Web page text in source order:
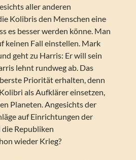
aller anderen
Kolibris den Menschen eine
es besser werden könne. Man
keinen Fall einstellen. Mark
geht zu Harris: Er will sein
lehnt rundweg ab. Das
Priorität erhalten, denn
als Aufklärer einsetzen,
Planeten. Angesichts der
auf Einrichtungen der
Republiken
wieder Krieg?